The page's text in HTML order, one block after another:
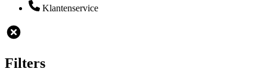
Klantenservice
Filters